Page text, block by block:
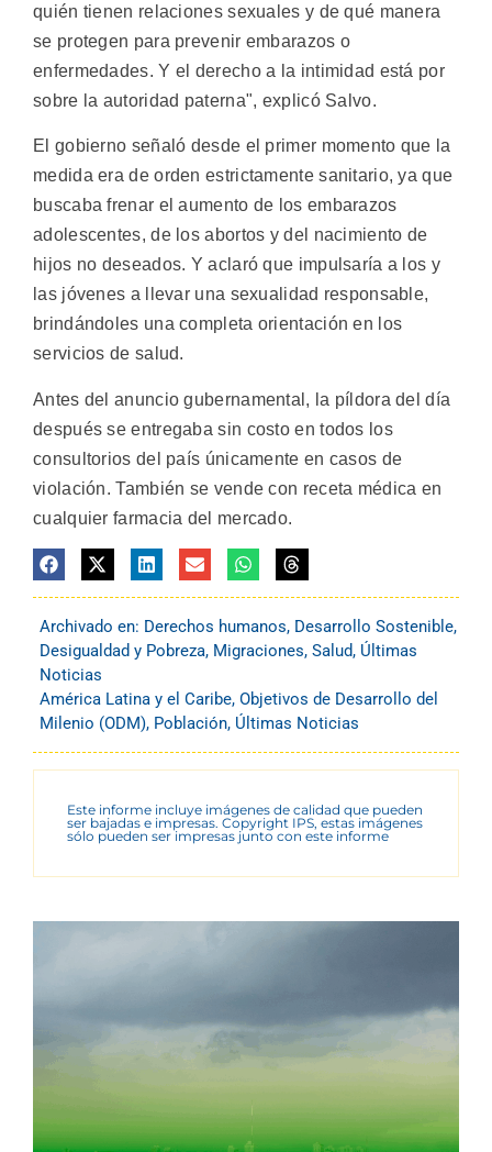
quién tienen relaciones sexuales y de qué manera
se protegen para prevenir embarazos o
enfermedades. Y el derecho a la intimidad está por
sobre la autoridad paterna", explicó Salvo.
El gobierno señaló desde el primer momento que la
medida era de orden estrictamente sanitario, ya que
buscaba frenar el aumento de los embarazos
adolescentes, de los abortos y del nacimiento de
hijos no deseados. Y aclaró que impulsaría a los y
las jóvenes a llevar una sexualidad responsable,
brindándoles una completa orientación en los
servicios de salud.
Antes del anuncio gubernamental, la píldora del día
después se entregaba sin costo en todos los
consultorios del país únicamente en casos de
violación. También se vende con receta médica en
cualquier farmacia del mercado.
Archivado en: Derechos humanos, Desarrollo Sostenible,
Desigualdad y Pobreza, Migraciones, Salud, Últimas
Noticias
América Latina y el Caribe, Objetivos de Desarrollo del
Milenio (ODM), Población, Últimas Noticias
Este informe incluye imágenes de calidad que pueden
ser bajadas e impresas. Copyright IPS, estas imágenes
sólo pueden ser impresas junto con este informe